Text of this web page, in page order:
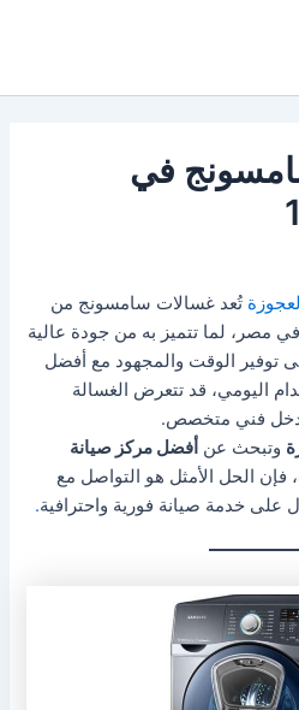
في
تُعد غسالات سامسونج من
في مصر، لما تتميز به من جودة عالية
توفير الوقت والمجهود مع أفضل
اليومي، قد تتعرض الغسالة
فني متخصص.
وتبحث عن أفضل مركز صيانة
، فإن الحل الأمثل هو التواصل مع
على خدمة صيانة فورية واحترافية.